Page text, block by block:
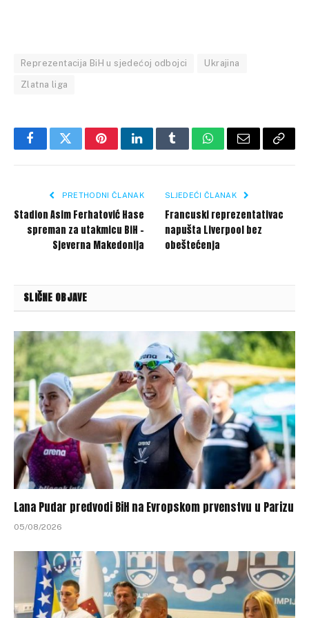
Reprezentacija BiH u sjedećoj odbojci Ukrajina
Zlatna liga
FacebookTwitterPinterestLinkedInTumblrWhatsApp
Email Copy
PRETHODNI ČLANAK
Stadion Asim Ferhatović Hase
spreman za utakmicu BiH –
Sjeverna Makedonija
SLJEDEĆI ČLANAK
Francuski reprezentativac
napušta Liverpool bez
obeštećenja
SLIČNE OBJAVE
Lana Pudar predvodi BiH na Evropskom prvenstvu u Parizu
05/08/2026